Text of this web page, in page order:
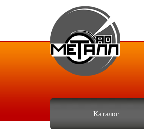
Каталог